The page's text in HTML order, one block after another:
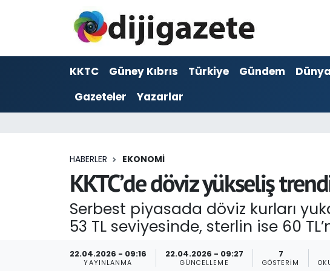
KKTC Güney Kıbrıs Türkiye Gündem Dünya
Gazeteler
Yazarlar
HABERLER EKONOMI
KKTC’de döviz yükseliş
Serbest piyasada döviz kurları
53 TL seviyesinde, sterlin ise 60
22.04.2026 - 09:16
YAYINLANMA
22.04.2026 - 09:27
GÜNCELLEME
7
GÖSTERIM
ADVERTORIAL
Dijigazete
Foto Galeri
Hava Durumu
Trafik Durumu
Haber Arşivi